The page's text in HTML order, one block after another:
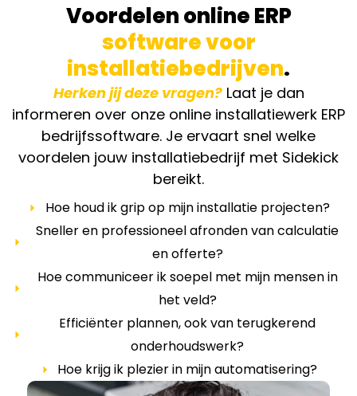
Voordelen online ERP
software voor
installatiebedrijven.
Herken jij deze vragen?Laat je dan
informeren over onze online installatiewerk ERP
bedrijfssoftware. Je ervaart snel welke
voordelen jouw installatiebedrijf met Sidekick
bereikt.
Hoe houd ik grip op mijn installatie projecten?
Sneller en professioneel afronden van calculatie
en offerte?
Hoe communiceer ik soepel met mijn mensen in
het veld?
Efficiënter plannen, ook van terugkerend
onderhoudswerk?
Hoe krijg ik plezier in mijn automatisering?